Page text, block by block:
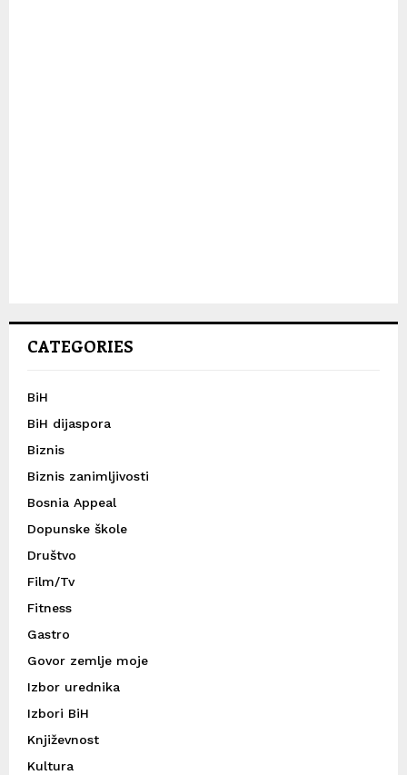
CATEGORIES
BiH
BiH dijaspora
Biznis
Biznis zanimljivosti
Bosnia Appeal
Dopunske škole
Društvo
Film/Tv
Fitness
Gastro
Govor zemlje moje
Izbor urednika
Izbori BiH
Književnost
Kultura